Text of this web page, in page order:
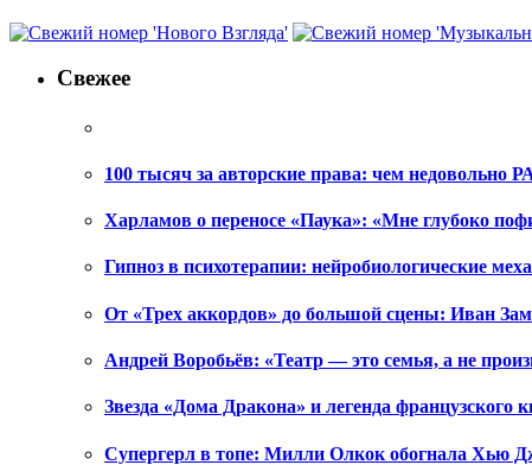
Свежее
100 тысяч за авторские права: чем недовольно
Харламов о переносе «Паука»: «Мне глубоко
Гипноз в психотерапии: нейробиологические
От «Трех аккордов» до большой сцены: Иван
Андрей Воробьёв: «Театр — это семья, а не
Звезда «Дома Дракона» и легенда французского
Супергерл в топе: Милли Олкок обогнала Хью